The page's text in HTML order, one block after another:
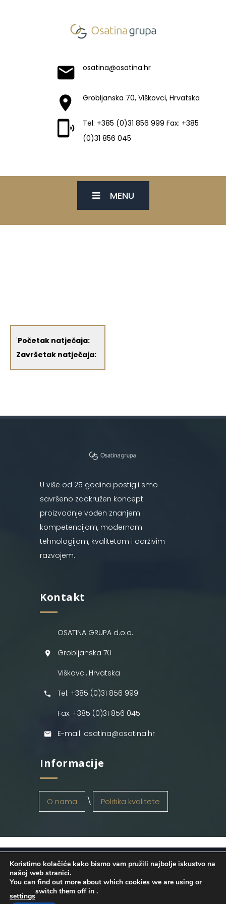
osatina@osatina.hr
Grobljanska 70, Viškovci, Hrvatska
Tel: +385 (0)31 856 999 Fax: +385
(0)31 856 045
MENU
'Početak natječaja:
Završetak natječaja:
U više od 25 godina postigli smo
savršeno zaokružen koncept
proizvodnje vođen znanjem i
kompetencijom, modernom
tehnologijom, kvalitetom i održivim
razvojem.
Kontakt
OSATINA GRUPA d.o.o.
Grobljanska 70
Viškovci, Hrvatska
Tel: +385 (0)31 856 999
Fax: +385 (0)31 856 045
E-mail: osatina@osatina.hr
Informacije
O nama Politika kvalitete
OSATINA GRUPA d.o.o. 2026
. Configured
byINFOS Osijek. Sva prava pridržana.
Koristimo kolačiće kako bismo vam pružili najbolje iskustvo na
našoj web stranici.
You can find out more about which cookies we are using or
switch them off in
settings
.